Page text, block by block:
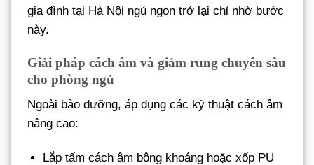
gia đình tại Hà Nội ngủ ngon trở lại chỉ nhờ bước
này.
Giải pháp cách âm và giảm rung chuyên sâu
cho phòng ngủ
Ngoài bảo dưỡng, áp dụng các kỹ thuật cách âm
nâng cao:
Lắp tấm cách âm bông khoáng hoặc xốp PU